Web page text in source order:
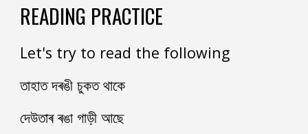
READING PRACTICE
Let's try to read the following
তাহাত দৰঙী চুকত থাকে
দেউতাৰ ৰঙা গাড়ী আছে